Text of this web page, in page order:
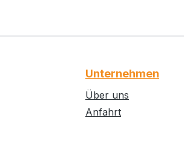
Unternehmen
Über uns
Anfahrt